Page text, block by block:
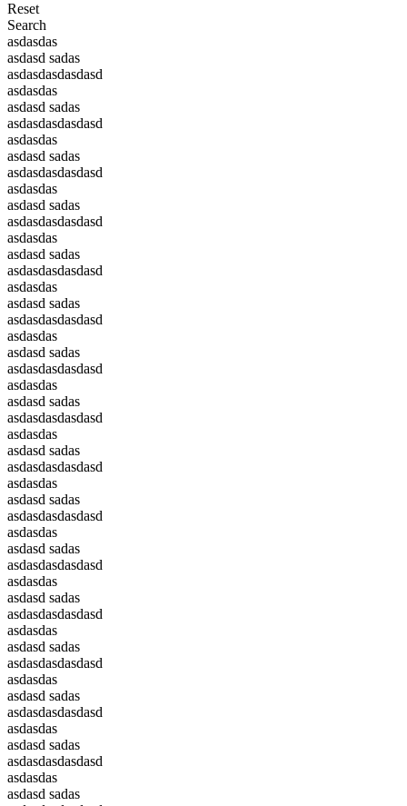
Reset
Search
asdasdas
asdasd sadas
asdasdasdasdasd
asdasdas
asdasd sadas
asdasdasdasdasd
asdasdas
asdasd sadas
asdasdasdasdasd
asdasdas
asdasd sadas
asdasdasdasdasd
asdasdas
asdasd sadas
asdasdasdasdasd
asdasdas
asdasd sadas
asdasdasdasdasd
asdasdas
asdasd sadas
asdasdasdasdasd
asdasdas
asdasd sadas
asdasdasdasdasd
asdasdas
asdasd sadas
asdasdasdasdasd
asdasdas
asdasd sadas
asdasdasdasdasd
asdasdas
asdasd sadas
asdasdasdasdasd
asdasdas
asdasd sadas
asdasdasdasdasd
asdasdas
asdasd sadas
asdasdasdasdasd
asdasdas
asdasd sadas
asdasdasdasdasd
asdasdas
asdasd sadas
asdasdasdasdasd
asdasdas
asdasd sadas